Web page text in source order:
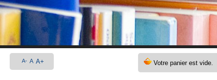
A- A A+